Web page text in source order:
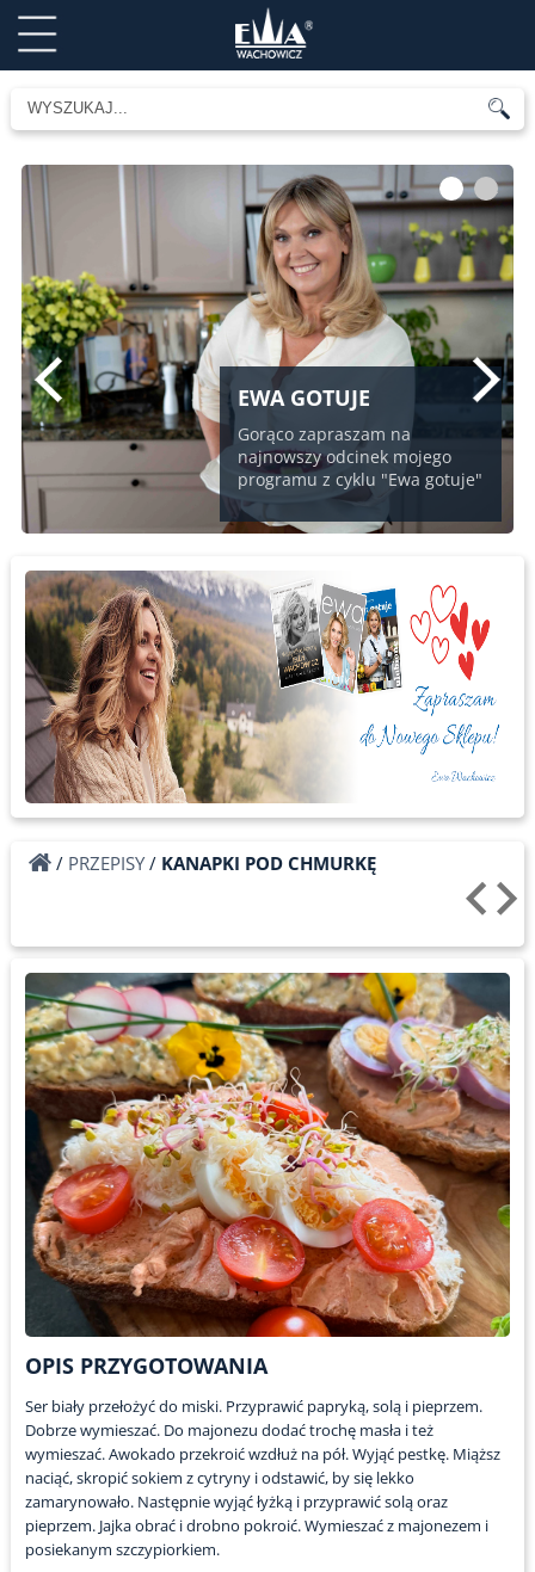
EWA GOTUJE
Gorąco zapraszam na
najnowszy odcinek mojego
programu z cyklu "Ewa gotuje"
1 2
/ PRZEPISY/ KANAPKI POD CHMURKĘ
OPIS PRZYGOTOWANIA
Ser biały przełożyć do miski. Przyprawić papryką, solą i pieprzem.
Dobrze wymieszać. Do majonezu dodać trochę masła i też
wymieszać. Awokado przekroić wzdłuż na pół. Wyjąć pestkę. Miąższ
naciąć, skropić sokiem z cytryny i odstawić, by się lekko
zamarynowało. Następnie wyjąć łyżką i przyprawić solą oraz
pieprzem. Jajka obrać i drobno pokroić. Wymieszać z majonezem i
posiekanym szczypiorkiem.